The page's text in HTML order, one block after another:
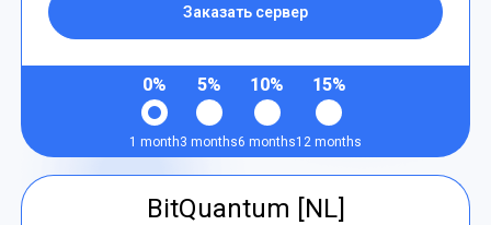
Заказать сервер
0%
1 month
5%
3 months
10%
6 months
15%
12 months
BitQuantum [NL]